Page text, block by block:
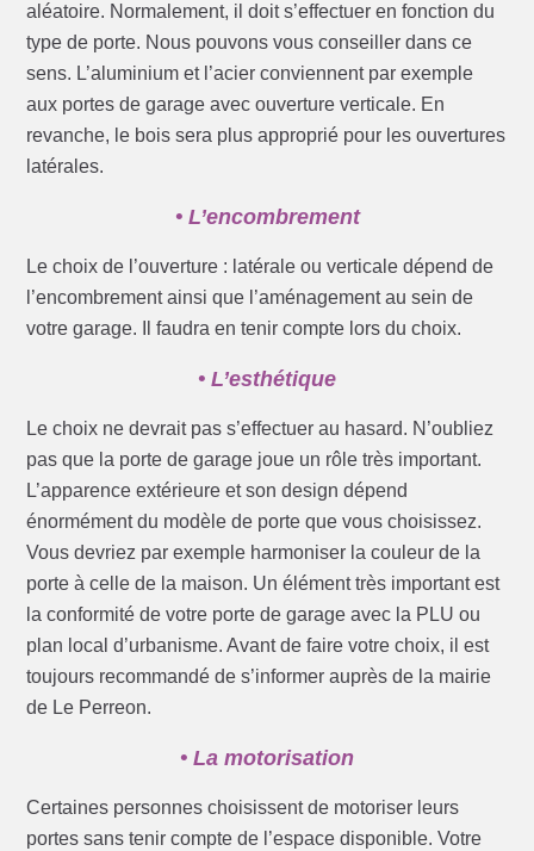
aléatoire. Normalement, il doit s’effectuer en fonction du
type de porte. Nous pouvons vous conseiller dans ce
sens. L’aluminium et l’acier conviennent par exemple
aux portes de garage avec ouverture verticale. En
revanche, le bois sera plus approprié pour les ouvertures
latérales.
• L’encombrement
Le choix de l’ouverture : latérale ou verticale dépend de
l’encombrement ainsi que l’aménagement au sein de
votre garage. Il faudra en tenir compte lors du choix.
• L’esthétique
Le choix ne devrait pas s’effectuer au hasard. N’oubliez
pas que la porte de garage joue un rôle très important.
L’apparence extérieure et son design dépend
énormément du modèle de porte que vous choisissez.
Vous devriez par exemple harmoniser la couleur de la
porte à celle de la maison. Un élément très important est
la conformité de votre porte de garage avec la PLU ou
plan local d’urbanisme. Avant de faire votre choix, il est
toujours recommandé de s’informer auprès de la mairie
de Le Perreon.
• La motorisation
Certaines personnes choisissent de motoriser leurs
portes sans tenir compte de l’espace disponible. Votre